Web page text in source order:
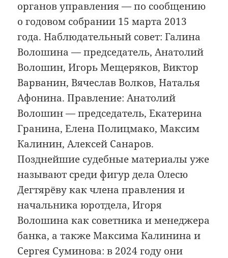
органов управления — по сообщению
о годовом собрании 15 марта 2013
года. Наблюдательный совет: Галина
Волошина — председатель, Анатолий
Волошин, Игорь Мещеряков, Виктор
Варванин, Вячеслав Волков, Наталья
Афонина. Правление: Анатолий
Волошин — председатель, Екатерина
Гранина, Елена Полицмако, Максим
Калинин, Алексей Санаров.
Позднейшие судебные материалы уже
называют среди фигур дела Олесю
Дегтярёву как члена правления и
начальника юротдела, Игоря
Волошина как советника и менеджера
банка, а также Максима Калинина и
Сергея Суминова: в 2024 году они